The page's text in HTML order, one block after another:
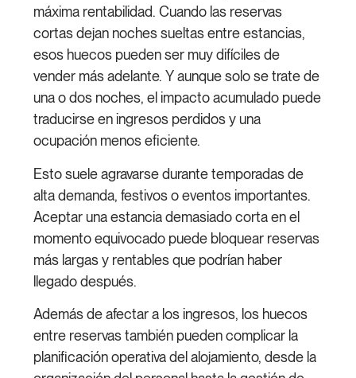
máxima rentabilidad. Cuando las reservas
cortas dejan noches sueltas entre estancias,
esos huecos pueden ser muy difíciles de
vender más adelante. Y aunque solo se trate de
una o dos noches, el impacto acumulado puede
traducirse en ingresos perdidos y una
ocupación menos eficiente.
Esto suele agravarse durante temporadas de
alta demanda, festivos o eventos importantes.
Aceptar una estancia demasiado corta en el
momento equivocado puede bloquear reservas
más largas y rentables que podrían haber
llegado después.
Además de afectar a los ingresos, los huecos
entre reservas también pueden complicar la
planificación operativa del alojamiento, desde la